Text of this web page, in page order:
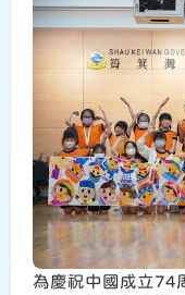
為慶祝中國成立74